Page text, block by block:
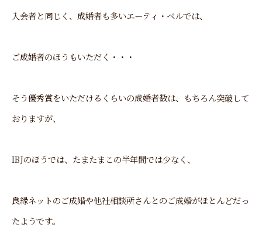
入会者と同じく、成婚者も多いエーティ・ベルでは、
ご成婚者のほうもいただく・・・
そう優秀賞をいただけるくらいの成婚者数は、もちろん突破して
おりますが、
IBJのほうでは、たまたまこの半年間では少なく、
良縁ネットのご成婚や他社相談所さんとのご成婚がほとんどだっ
たようです。